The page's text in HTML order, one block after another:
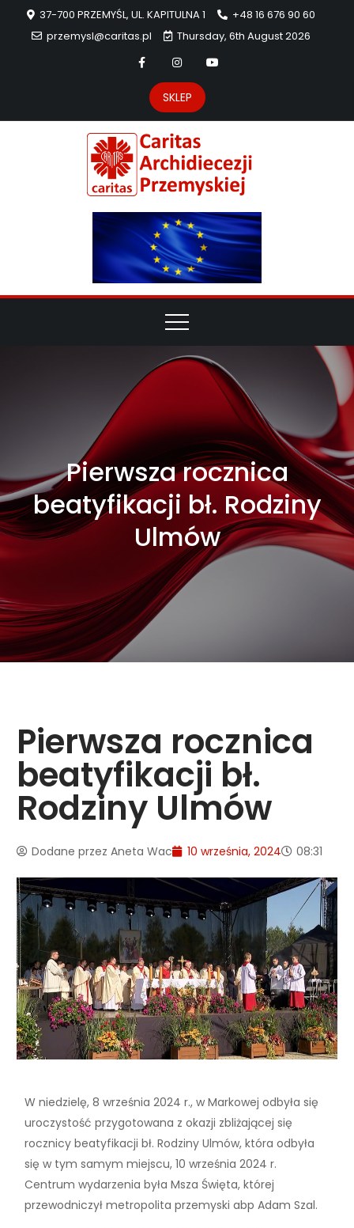
37-700 PRZEMYŚL, UL. KAPITULNA 1
+48 16 676 90 60
przemysl@caritas.pl
Thursday, 6th August 2026
SKLEP
Pierwsza rocznica
beatyfikacji bł. Rodziny
Ulmów
Pierwsza rocznica
beatyfikacji bł.
Rodziny Ulmów
Dodane przez Aneta Wac 10 września, 2024 08:31
W niedzielę, 8 września 2024 r., w Markowej odbyła się
uroczystość przygotowana z okazji zbliżającej się
rocznicy beatyfikacji bł. Rodziny Ulmów, która odbyła
się w tym samym miejscu, 10 września 2024 r.
Centrum wydarzenia była Msza Święta, której
przewodniczył metropolita przemyski abp Adam Szal.